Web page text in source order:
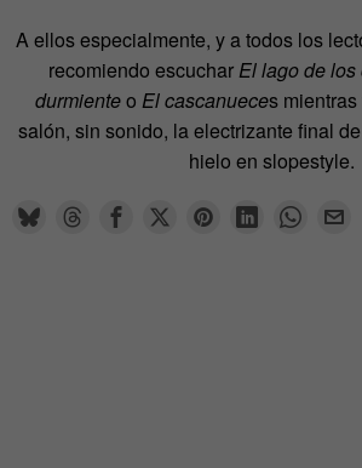
A ellos especialmente, y a todos los
recomiendo escucharEl lago de los
durmienteo El cascanueces
salón, sin sonido, la electrizante final
hielo en slopestyle.